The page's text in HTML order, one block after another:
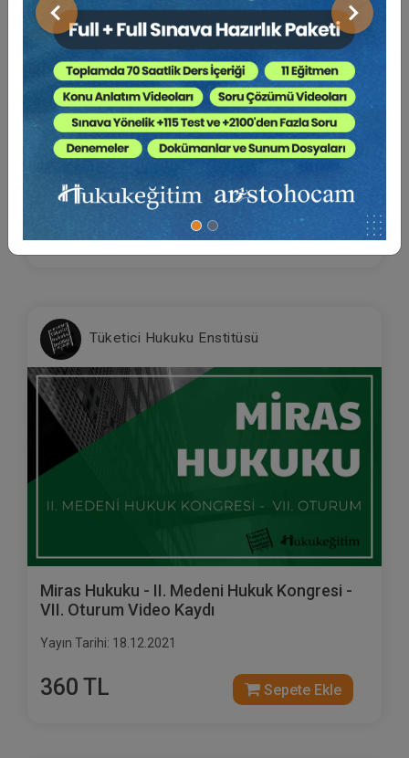
Önceki Sonraki
Vasiyetname Yapılmasında Dikkat Edilecek
Hususlar Video Eğitimi
Yayın Tarihi: 25.01.2022
300 TL
Tüketici Hukuku Enstitüsü
Miras Hukuku - II. Medeni Hukuk Kongresi -
VII. Oturum Video Kaydı
Yayın Tarihi: 18.12.2021
360 TL Sepete Ekle